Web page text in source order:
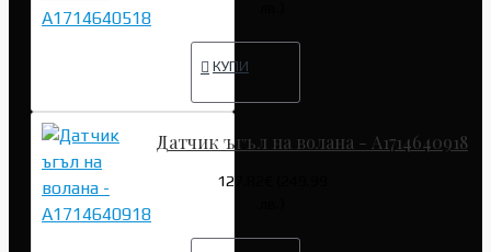
КУПИ
Датчик ъгъл на волана - A1714640918
127.82€ (249.99